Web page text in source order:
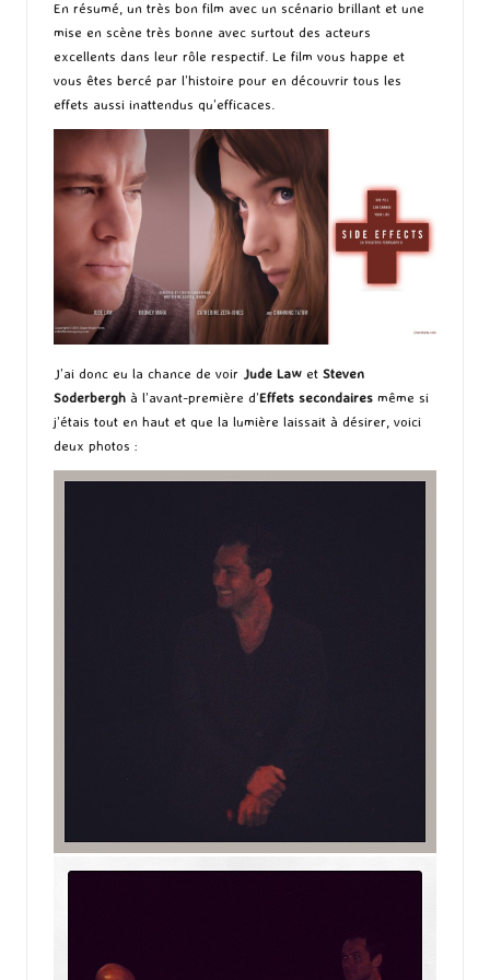
En résumé, un très bon film avec un scénario brillant et une
mise en scène très bonne avec surtout des acteurs
excellents dans leur rôle respectif. Le film vous happe et
vous êtes bercé par l’histoire pour en découvrir tous les
effets aussi inattendus qu’efficaces.
J’ai donc eu la chance de voir Jude Law et Steven
Soderbergh à l’avant-première d’Effets secondaires même si
j’étais tout en haut et que la lumière laissait à désirer, voici
deux photos :